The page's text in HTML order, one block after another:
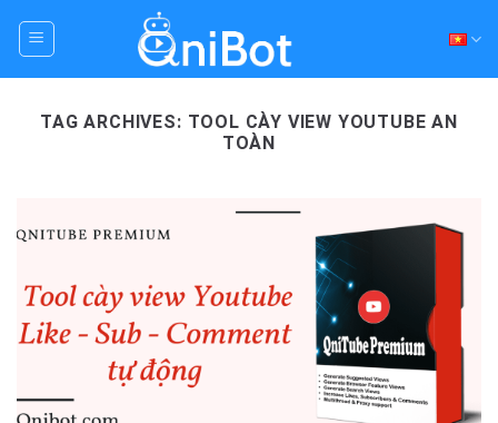
TAG ARCHIVES: TOOL CÀY VIEW YOUTUBE AN
TOÀN